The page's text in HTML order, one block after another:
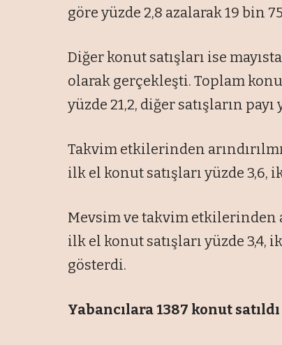
göre yüzde 2,8 azalarak 19 bin
Diğer konut satışları ise
olarak gerçekleşti. Toplam
yüzde 21,2, diğer satışların payı
Takvim etkilerinden
ilk el konut satışları yüzde 3,6,
Mevsim ve takvim etkilerinden
ilk el konut satışları yüzde 3,4,
gösterdi.
Yabancılara 1387 konut satıldı